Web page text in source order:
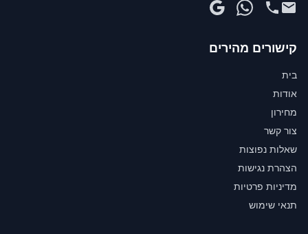
קישורים מהירים
בית
אודות
מחירון
צור קשר
שאלות נפוצות
הצהרת נגישות
מדיניות פרטיות
תנאי שימוש